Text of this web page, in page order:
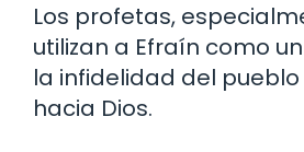
Los profetas,
utilizan a Efraín como
la infidelidad del
hacia Dios.